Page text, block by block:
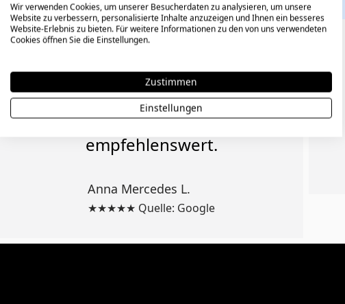
Hervorragende Qualität der
Gravur. Leider hat mir mein
wurde ein 25 % Rabatt für
eine Neubestellung
angeboten. 100 %
empfehlenswert.
Anna Mercedes L.
★★★★★ Quelle: Google
Wir verwenden Cookies, um unserer Besucherdaten zu analysieren, um unsere
Website zu verbessern, personalisierte Inhalte anzuzeigen und Ihnen ein besseres
Website-Erlebnis zu bieten. Für weitere Informationen zu den von uns verwendeten
Cookies öffnen Sie die Einstellungen.
Zustimmen
Einstellungen